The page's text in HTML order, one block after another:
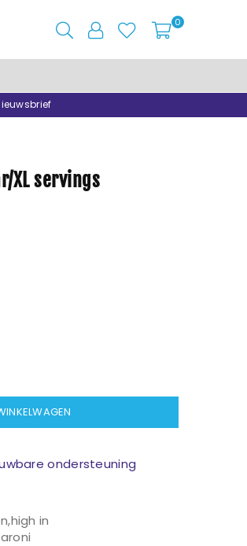
0
XL servings
ondersteuning
,high in